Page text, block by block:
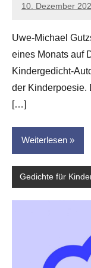
10. Dezember
Anton
Leitner
Uwe-Michael
eines Monats auf
Kindergedicht-
der Kinderpoesie.
[…]
Weiterlesen
Gedichte für